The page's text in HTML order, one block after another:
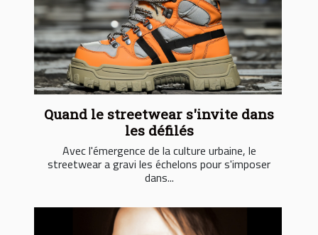
Quand le streetwear s'invite dans
les défilés
Avec l'émergence de la culture urbaine, le
streetwear a gravi les échelons pour s'imposer
dans...